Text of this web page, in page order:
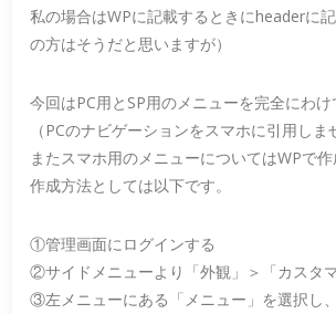
私の場合はWPに記載するときにheaderに
の方はそうだと思いますが）
今回はPC用とSP用のメニューを完全にわけ
（PCのナビゲーションをスマホに引用しま
またスマホ用のメニューについてはWPで作
作成方法としては以下です。
①管理画面にログインする
②サイドメニューより「外観」＞「カスタ
③左メニューにある「メニュー」を選択し